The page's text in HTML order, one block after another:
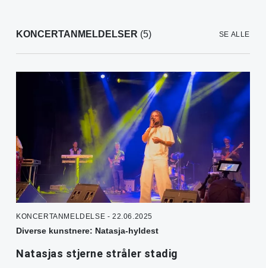
KONCERTANMELDELSER (5) SE ALLE
KONCERTANMELDELSE - 22.06.2025
Diverse kunstnere: Natasja-hyldest
Natasjas stjerne stråler stadig